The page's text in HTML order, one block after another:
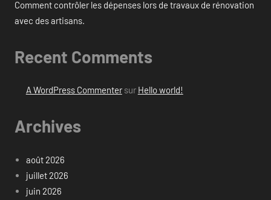
Comment contrôler les dépenses lors de travaux de rénovation
avec des artisans.
Recent Comments
A WordPress Commentersur Hello world!
Archives
août 2026
juillet 2026
juin 2026